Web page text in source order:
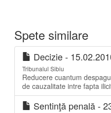
Spete similare
Decizie -
Tribunalul Sibiu
Reducere cuantum
de cauzalitate intre fapta
Sentinţă penală -